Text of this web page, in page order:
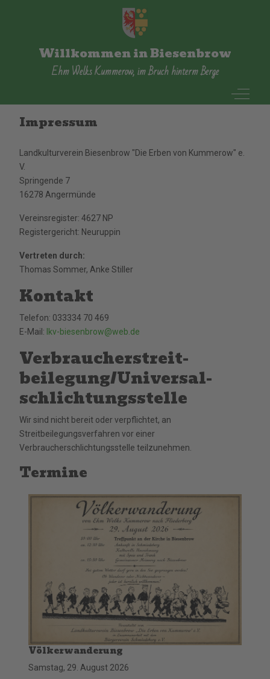
Willkommen in Biesenbrow
Ehm Welks Kummerow, im Bruch hinterm Berge
Off-
Impressum
Landkulturverein Biesenbrow "Die Erben von Kummerow" e.
V.
Springende 7
16278 Angermünde
Vereinsregister: 4627 NP
Registergericht: Neuruppin
Vertreten durch:
Thomas Sommer, Anke Stiller
Kontakt
Telefon: 033334 70 469
E-Mail: lkv-biesenbrow@web.de
Verbraucher­streit­
beilegung/Universal­
schlichtungs­stelle
Wir sind nicht bereit oder verpflichtet, an
Streitbeilegungsverfahren vor einer
Verbraucherschlichtungsstelle teilzunehmen.
Termine
Völkerwanderung
Samstag, 29. August 2026